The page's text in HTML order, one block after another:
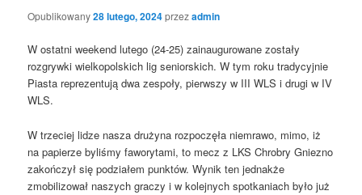
Opublikowany28 lutego, 2024przezadmin
W ostatni weekend lutego (24-25) zainaugurowane zostały
rozgrywki wielkopolskich lig seniorskich. W tym roku tradycyjnie
Piasta reprezentują dwa zespoły, pierwszy w III WLS i drugi w IV
WLS.
W trzeciej lidze nasza drużyna rozpoczęła niemrawo, mimo, iż
na papierze byliśmy faworytami, to mecz z LKS Chrobry Gniezno
zakończył się podziałem punktów. Wynik ten jednakże
zmobilizował naszych graczy i w kolejnych spotkaniach było już